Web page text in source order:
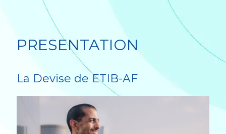
PRESENTATION
La Devise de ETIB-AF